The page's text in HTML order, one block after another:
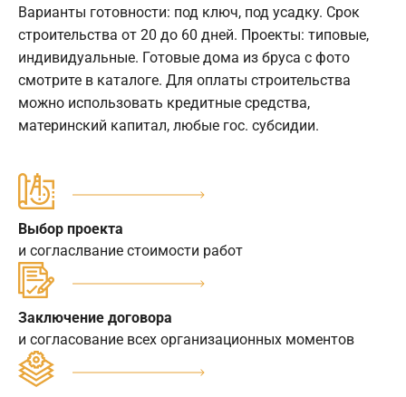
Варианты готовности: под ключ, под усадку. Срок
строительства от 20 до 60 дней. Проекты: типовые,
индивидуальные. Готовые дома из бруса с фото
смотрите в каталоге. Для оплаты строительства
можно использовать кредитные средства,
материнский капитал, любые гос. субсидии.
Выбор проекта
и согласлвание стоимости работ
Заключение договора
и согласование всех организационных моментов